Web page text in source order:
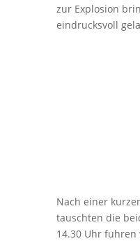
zur Explosion
eindrucksvoll
Nach einer
tauschten die
14.30 Uhr fuhren